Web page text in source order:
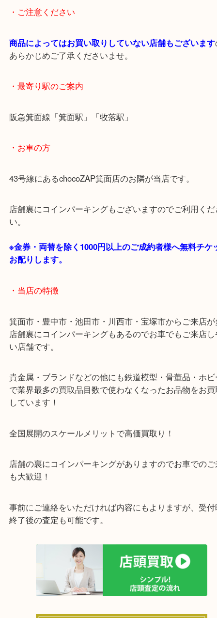
ざいません！
時計やアクセサリー等種類を問わずお買取りしてお
でぜひお持ち込みください。
あらかじめご了承くださいませ。
・最寄り駅のご案内
阪急箕面線「箕面駅」「牧落駅」
・お車の方
い。
※金券・両替を除く1000円以上のご成約者様へ無料
・当店の特徴
箕面市・豊中市・池田市・川西市・宝塚市からご来
で業界最多の買取品目数で使わなくなったお品物を
しています！
全国展開のスケールメリットで高価買取り！
店舗の裏にコインパーキングがありますのでお車
も大歓迎！